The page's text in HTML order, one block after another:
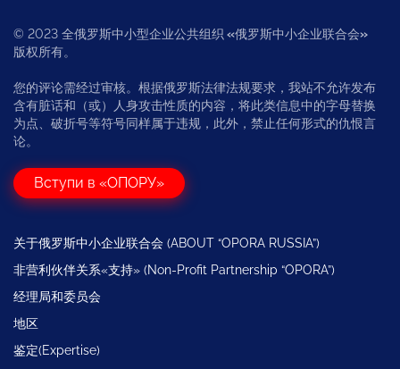
© 2023 全俄罗斯中小型企业公共组织 «俄罗斯中小企业联合会»
版权所有。
您的评论需经过审核。根据俄罗斯法律法规要求，我站不允许发布
含有脏话和（或）人身攻击性质的内容，将此类信息中的字母替换
为点、破折号等符号同样属于违规，此外，禁止任何形式的仇恨言
论。
Вступи в «ОПОРУ»
关于俄罗斯中小企业联合会 (ABOUT “OPORA RUSSIA”)
非营利伙伴关系«支持» (Non-Profit Partnership “OPORA”)
经理局和委员会
地区
鉴定(Expertise)